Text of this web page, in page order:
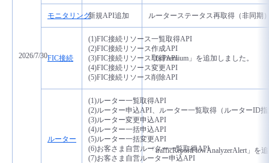
2026/7/30
モニタリング新規API追加 ルーターステータス再取得（非同期
FIC接続
(1)FIC接続リソース一覧取得API
(2)FIC接続リソース作成API
(3)FIC接続リソース取得API
(4)FIC接続リソース変更API
(5)FIC接続リソース削除API
「ficPremium」を追加しました。
ルーター
(1)ルーター一覧取得API
(2)ルーター申込API、ルーター一覧取得（ルーターID
(3)ルーター変更申込API
(4)ルーター一括申込API
(5)ルーター一括変更API
(6)お客さま自営ルーター一覧取得API
(7)お客さま自営ルーター申込API
「trafficReportFlowAnalyzerAlert」を